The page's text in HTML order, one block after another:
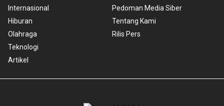
Internasional
Hiburan
Olahraga
Teknologi
Artikel
Pedoman Media Siber
Tentang Kami
Rilis Pers